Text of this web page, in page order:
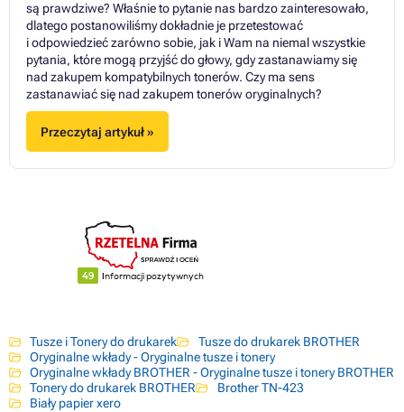
są prawdziwe? Właśnie to pytanie nas bardzo zainteresowało,
dlatego postanowiliśmy dokładnie je przetestować
i odpowiedzieć zarówno sobie, jak i Wam na niemal wszystkie
pytania, które mogą przyjść do głowy, gdy zastanawiamy się
nad zakupem kompatybilnych tonerów. Czy ma sens
zastanawiać się nad zakupem tonerów oryginalnych?
Przeczytaj artykuł »
Tusze i Tonery do drukarek
Tusze do drukarek BROTHER
Oryginalne wkłady - Oryginalne tusze i tonery
Oryginalne wkłady BROTHER - Oryginalne tusze i tonery BROTHER
Tonery do drukarek BROTHER
Brother TN-423
Biały papier xero